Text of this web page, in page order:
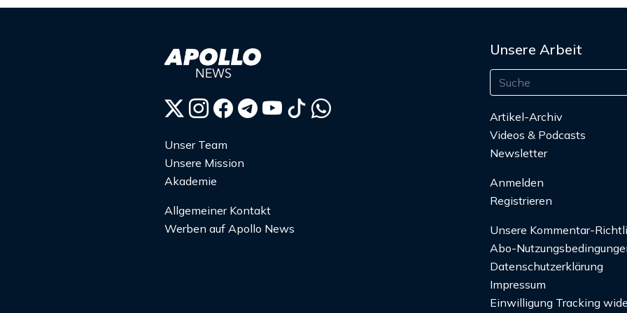
Unser Team
Unsere Mission
Akademie
Allgemeiner Kontakt
Werben auf Apollo News
Unsere Arbeit
Artikel-Archiv
Videos & Podcasts
Newsletter
Anmelden
Registrieren
Unsere Kommentar-
Abo-
Datenschutzerklärung
Impressum
Einwilligung Tracking